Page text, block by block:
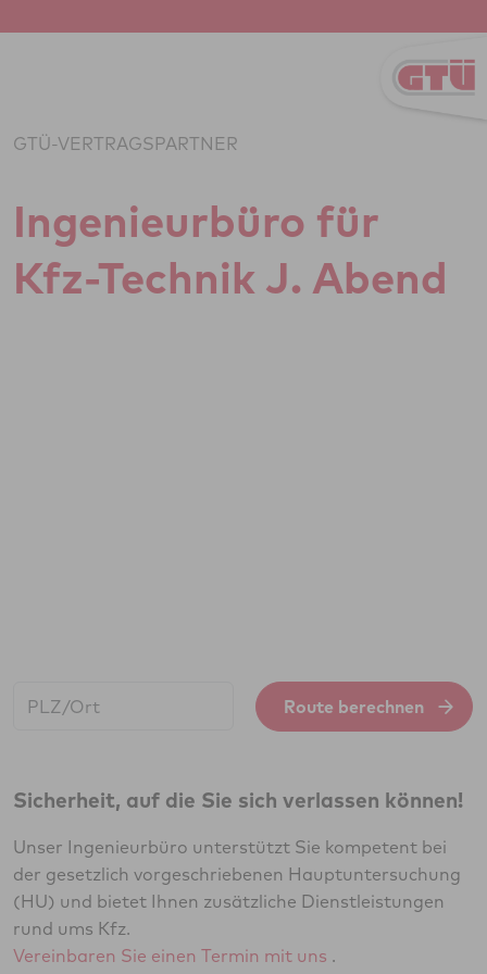
GTÜ-VERTRAGSPARTNER
Inge­ni­eu­r­büro für
Kfz-Technik J. Abend
Route berechnen
Sicherheit, auf die Sie sich verlassen können!
Unser Ingenieurbüro unterstützt Sie kompetent bei
der gesetzlich vorgeschriebenen Hauptuntersuchung
(HU) und bietet Ihnen zusätzliche Dienstleistungen
rund ums Kfz.
Vereinbaren Sie einen Termin mit uns .